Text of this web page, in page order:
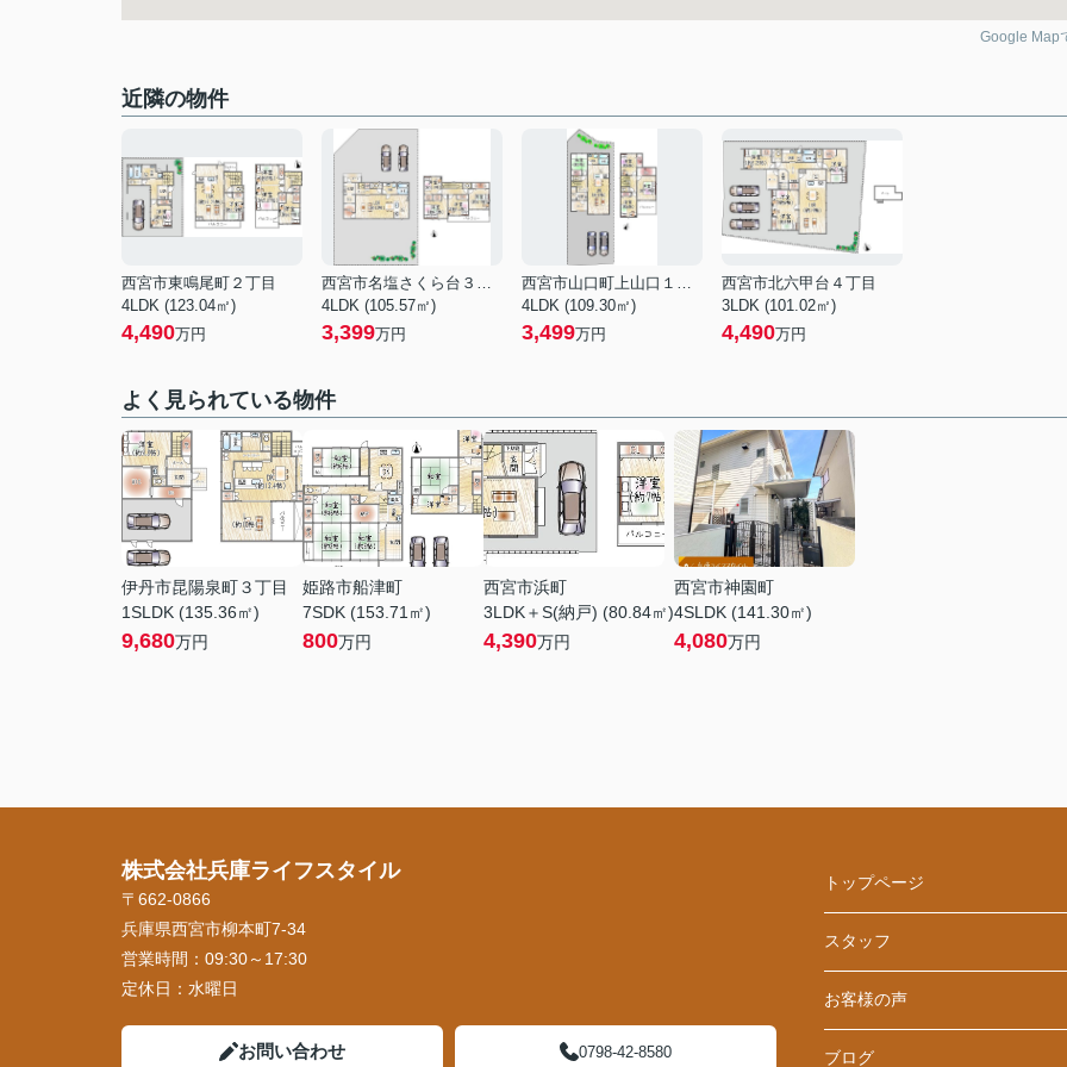
Google Map
近隣の物件
西宮市東鳴尾町２丁目
4LDK (123.04㎡)
4,490万円
西宮市名塩さくら台３丁目
4LDK (105.57㎡)
3,399万円
西宮市山口町上山口１丁目
4LDK (109.30㎡)
3,499万円
西宮市北六甲台４丁目
3LDK (101.02㎡)
4,490万円
よく見られている物件
伊丹市昆陽泉町３丁目
1SLDK (135.36㎡)
9,680万円
姫路市船津町
7SDK (153.71㎡)
800万円
西宮市浜町
3LDK＋S(納戸) (80.84㎡)
4,390万円
西宮市神園町
4SLDK (141.30㎡)
4,080万円
株式会社兵庫ライフスタイル
〒662-0866
兵庫県西宮市柳本町7-34
営業時間： 09:30～17:30
定休日： 水曜日
お問い合わせ 0798-42-8580
トップページ
スタッフ
お客様の声
ブログ